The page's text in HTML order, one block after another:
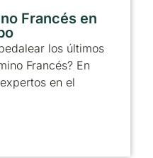
Francés en
los últimos
Francés? En
en el